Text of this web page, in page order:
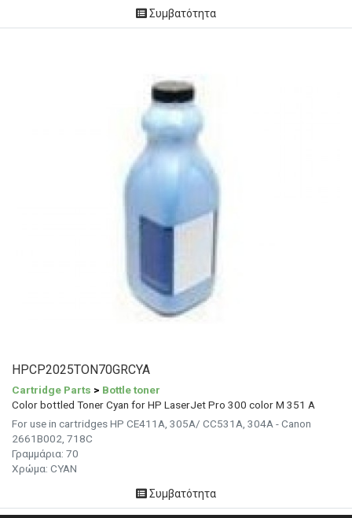
Συμβατότητα
HPCP2025TON70GRCYA
Cartridge Parts > Bottle toner
Color bottled Toner Cyan for HP LaserJet Pro 300 color M 351 A
For use in cartridges HP CE411A, 305A/ CC531A, 304A - Canon
2661B002, 718C
Γραμμάρια: 70
Χρώμα: CYAN
Συμβατότητα